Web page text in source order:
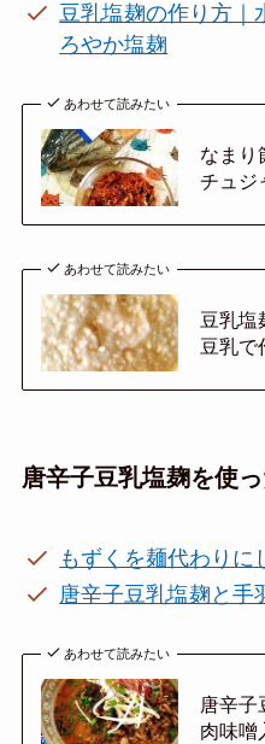
豆乳塩麹の作り方｜
ろやか塩麹
あわせて読みたい
なまり
チュジ
あわせて読みたい
豆乳塩
豆乳で
唐辛子豆乳塩麹を使
もずくを麺代わりに
唐辛子豆乳塩麹と手
あわせて読みたい
唐辛子
肉味噌